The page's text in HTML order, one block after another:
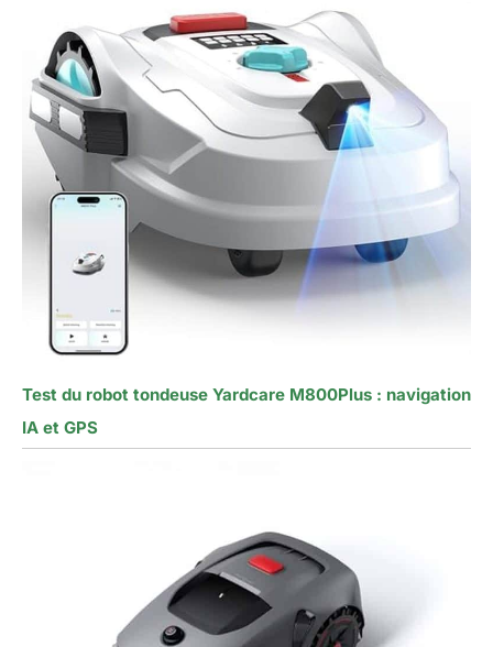
Test du robot tondeuse Yardcare M800Plus : navigation
IA et GPS